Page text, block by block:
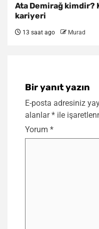
Ata Demirağ kimdir?
kariyeri
13 saat ago Murad
Bir yanıt yazın
E-posta adresiniz
alanlar* ile
Yorum *